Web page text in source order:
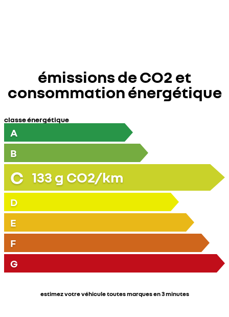
émissions de CO2 et
consommation énergétique
classe énergétique
A
B
C 133 g CO2/km
D
E
F
G
estimez votre véhicule toutes marques en 3 minutes